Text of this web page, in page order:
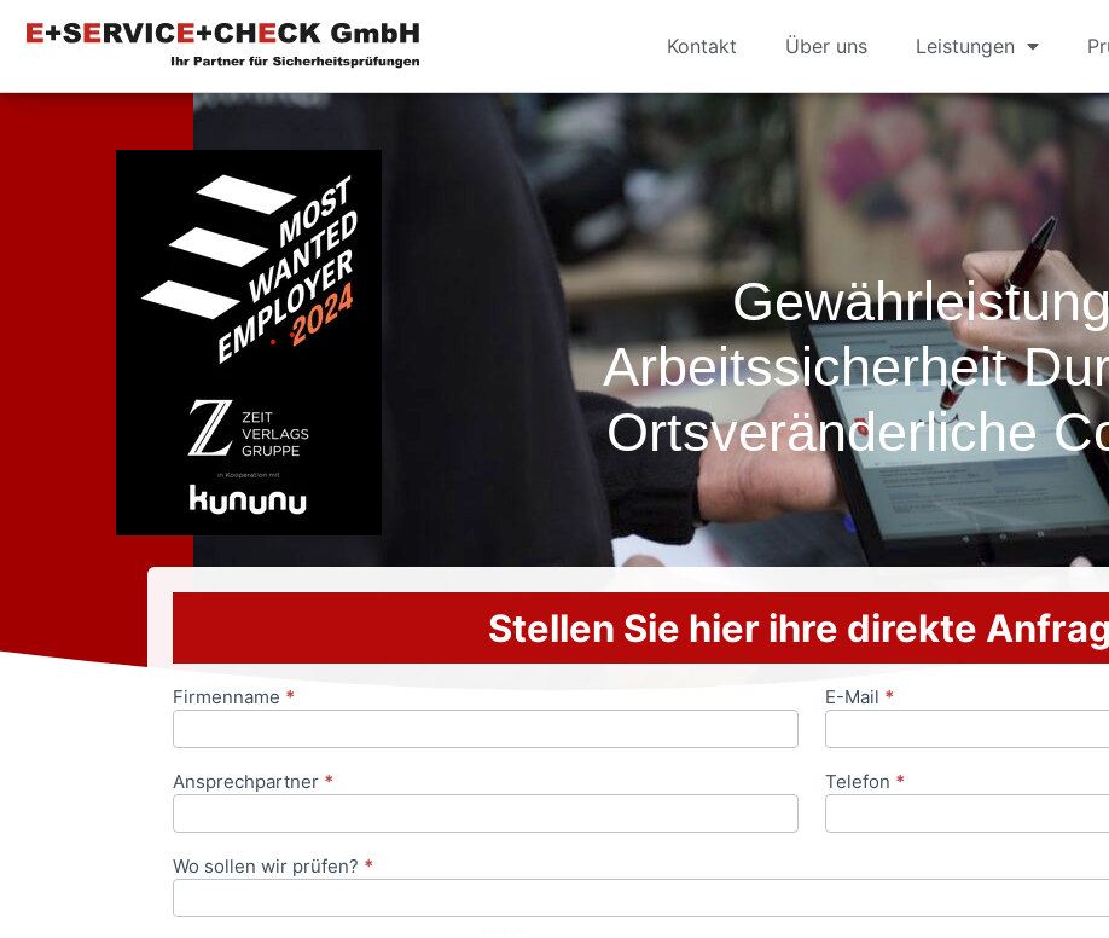
Kontakt Über uns Leistungen
Arbeitssicherheit
Ortsveränderliche
Stellen Sie hier ihre direkte
Anfrageformular
Firmenname * E-Mail *
Ansprechpartner * Telefon *
Wo sollen wir prüfen? *